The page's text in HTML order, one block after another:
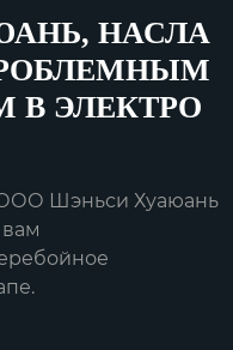
НАСЛА
В ЭЛЕКТРО
ООО Шэньси Хуаюань